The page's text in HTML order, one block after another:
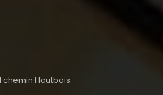
chemin Hautbois